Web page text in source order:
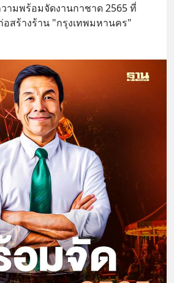
ามพร้อมจัดงานกาชาด 2565 ที่
อสร้างร้าน "กรุงเทพมหานคร"